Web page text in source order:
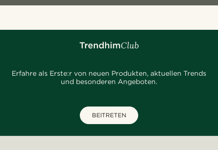
Erfahre als Erste:r von neuen Produkten, aktuellen Trends
und besonderen Angeboten.
BEITRETEN